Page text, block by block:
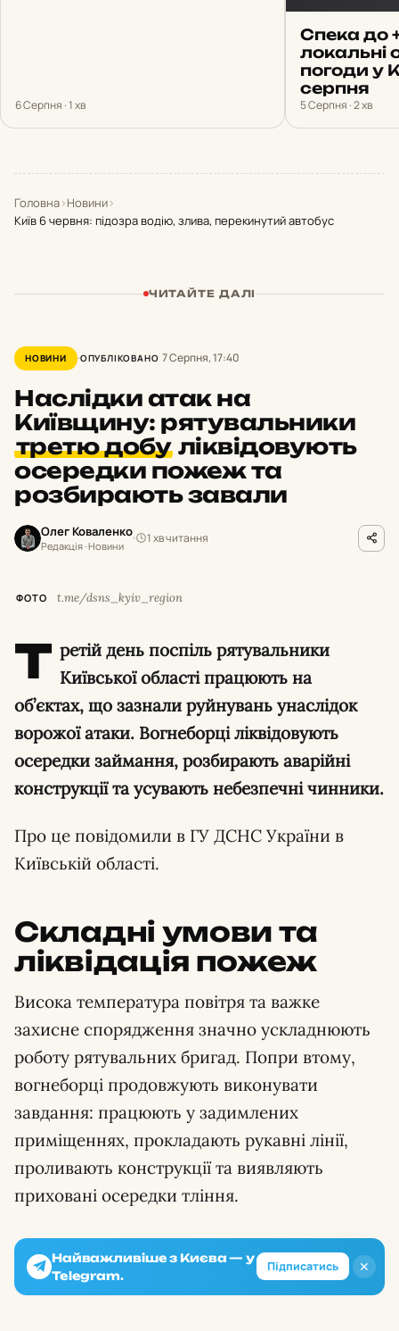
6 Серпня · 1 хв
Спека до
локальні
погоди у
серпня
5 Серпня · 2 хв
Головна›Новини›
Київ 6 червня: підозра водію, злива, перекинутий автобус
ЧИТАЙТЕ ДАЛІ
НОВИНИ ОПУБЛІКОВАНО 7 Серпня, 17:40
Наслідки атак на
Київщину: рятувальники
третю добу ліквідовують
осередки пожеж та
розбирають завали
Олег Коваленко
Редакція · Новини
1 хв читання
ФОТО t.me/dsns_kyiv_region
Т ретій день поспіль рятувальники
Київської області працюють на
об’єктах, що зазнали руйнувань унаслідок
ворожої атаки. Вогнеборці ліквідовують
осередки займання, розбирають аварійні
конструкції та усувають небезпечні чинники.
Про це повідомили в ГУ ДСНС України в
Київській області.
Складні умови та
ліквідація пожеж
Висока температура повітря та важке
захисне спорядження значно ускладнюють
роботу рятувальних бригад. Попри втому,
вогнеборці продовжують виконувати
завдання: працюють у задимлених
приміщеннях, прокладають рукавні лінії,
проливають конструкції та виявляють
приховані осередки тління.
✕
Найважливіше з Києва — у
Telegram.
Підписатись